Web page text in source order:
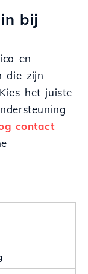
bij
en
die zijn
het juiste
contact